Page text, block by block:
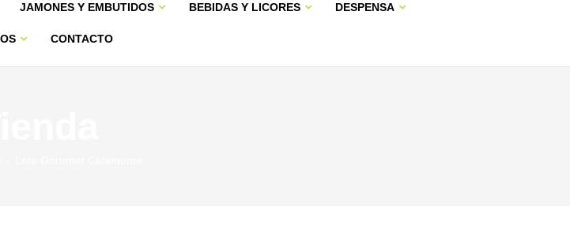
JAMONES Y EMBUTIDOS BEBIDAS Y LICORES DESPENSA
CONTACTO